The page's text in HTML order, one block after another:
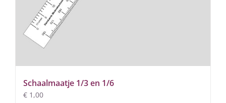
Schaalmaatje 1/3 en 1/6
€ 1,00